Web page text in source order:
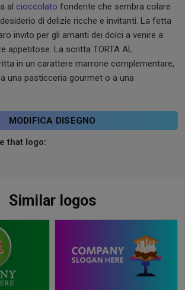
al cioccolato fondente che sembra colare
di delizie ricche e invitanti. La fetta
invito per gli amanti dei dolci a venire a
appetitose. La scritta TORTA AL
in un carattere marrone complementare,
una pasticceria gourmet o a una
MODIFICA DISEGNO
that logo:
Similar logos